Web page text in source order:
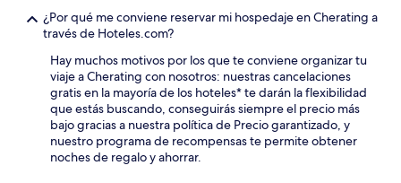
¿Por qué me conviene reservar mi hospedaje en Cherating a
través de Hoteles.com?
Hay muchos motivos por los que te conviene organizar tu
viaje a Cherating con nosotros: nuestras cancelaciones
gratis en la mayoría de los hoteles* te darán la flexibilidad
que estás buscando, conseguirás siempre el precio más
bajo gracias a nuestra política de Precio garantizado, y
nuestro programa de recompensas te permite obtener
noches de regalo y ahorrar.